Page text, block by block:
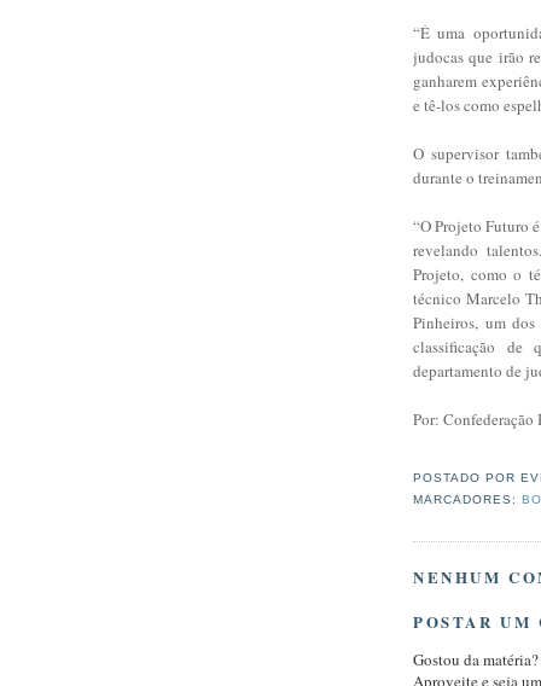
“É uma
judocas que irão
ganharem
e tê-los como
O supervisor
durante o
“O Projeto Futuro
revelando
Projeto, como o
técnico Marcelo
Pinheiros, um
classificação de
departamento de
Por: Confederação
POSTADO POR
MARCADORES:
NENHUM
POSTAR UM
Gostou da
Aproveite e seja